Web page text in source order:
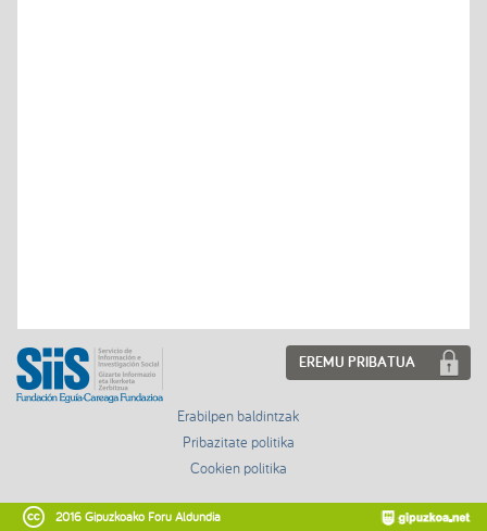
EREMU PRIBATUA
Erabilpen baldintzak
Pribazitate politika
Cookien politika
2016 Gipuzkoako Foru Aldundia